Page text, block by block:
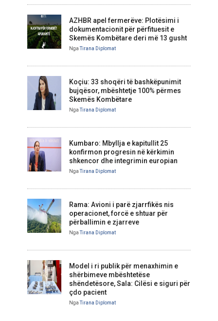
AZHBR apel fermerëve: Plotësimi i
dokumentacionit për përfituesit e
Skemës Kombëtare deri më 13 gusht
NgaTirana Diplomat
Koçiu: 33 shoqëri të bashkëpunimit
bujqësor, mbështetje 100% përmes
Skemës Kombëtare
NgaTirana Diplomat
Kumbaro: Mbyllja e kapitullit 25
konfirmon progresin në kërkimin
shkencor dhe integrimin europian
NgaTirana Diplomat
Rama: Avioni i parë zjarrfikës nis
operacionet, forcë e shtuar për
përballimin e zjarreve
NgaTirana Diplomat
Model i ri publik për menaxhimin e
shërbimeve mbështetëse
shëndetësore, Sala: Cilësi e siguri për
çdo pacient
NgaTirana Diplomat